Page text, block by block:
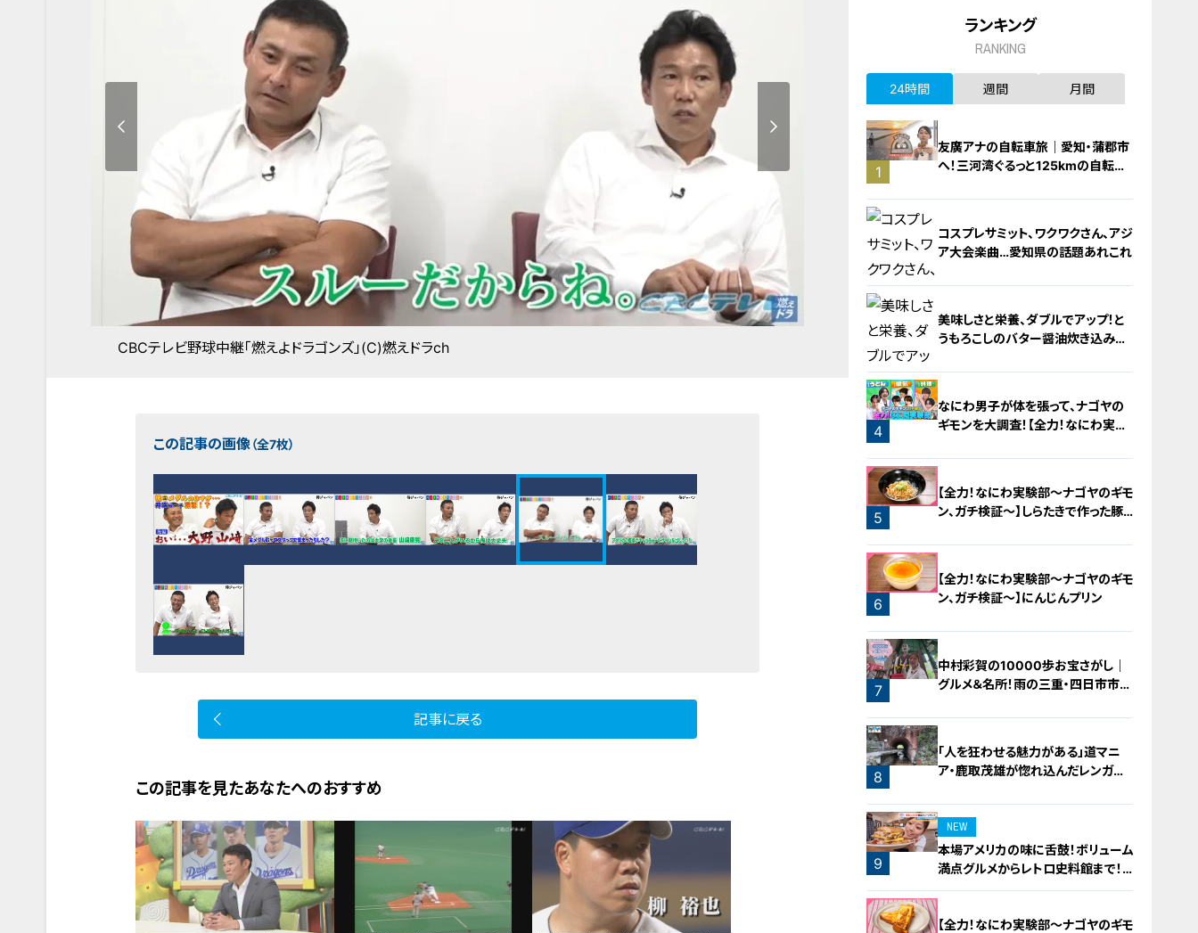
CBCテレビ野球中継「燃えよドラゴンズ」(C)燃えドラch
この記事の画像（全7枚）
記事に戻る
この記事を見たあなたへのおすすめ
ランキング
RANKING
24時間 週間 月間
1
友廣アナの自転車旅｜愛知・蒲郡市
へ！三河湾ぐるっと125kmの自転車
2
コスプレサミット、ワクワクさん、アジ
ア大会楽曲…愛知県の話題あれこれ
3
美味しさと栄養、ダブルでアップ！と
うもろこしのバター醤油炊き込みご
4
なにわ男子が体を張って、ナゴヤの
ギモンを大調査！【全力！なにわ実験
5
【全力！なにわ実験部～ナゴヤのギモ
ン、ガチ検証～】しらたきで作った豚
6
【全力！なにわ実験部～ナゴヤのギモ
ン、ガチ検証～】にんじんプリン
7
中村彩賀の10000歩お宝さがし｜
グルメ＆名所！雨の三重・四日市市で
8
「人を狂わせる魅力がある」道マニ
ア・鹿取茂雄が惚れ込んだレンガの
9
NEW
本場アメリカの味に舌鼓！ボリューム
満点グルメからレトロ史料館まで！
愛知・東海市の感動スポット3選
【全力！なにわ実験部～ナゴヤのギモ